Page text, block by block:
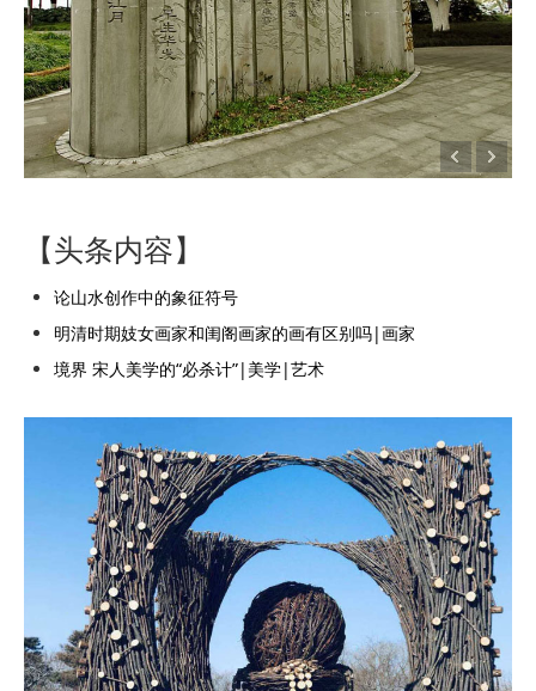
【头条内容】
论山水创作中的象征符号
明清时期妓女画家和闺阁画家的画有区别吗|画家
境界 宋人美学的“必杀计”|美学|艺术